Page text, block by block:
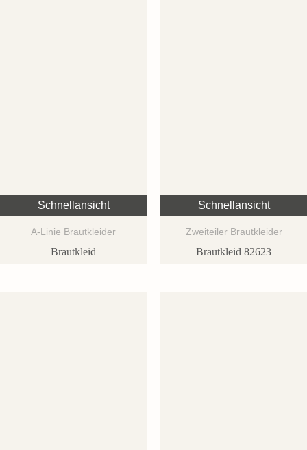
Schnellansicht
A-Linie Brautkleider
Brautkleid
Schnellansicht
Zweiteiler Brautkleider
Brautkleid 82623